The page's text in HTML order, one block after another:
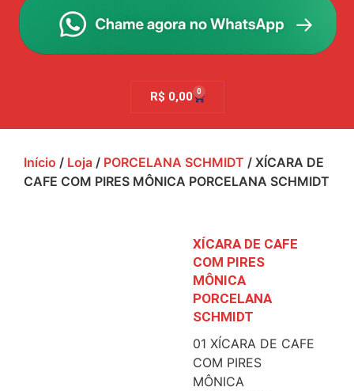
R$ 0,00 0
Início / Loja / PORCELANA SCHMIDT / XÍCARA DE
CAFE COM PIRES MÔNICA PORCELANA SCHMIDT
XÍCARA DE CAFE
COM PIRES
MÔNICA
PORCELANA
SCHMIDT
01 XÍCARA DE CAFE
COM PIRES
MÔNICA